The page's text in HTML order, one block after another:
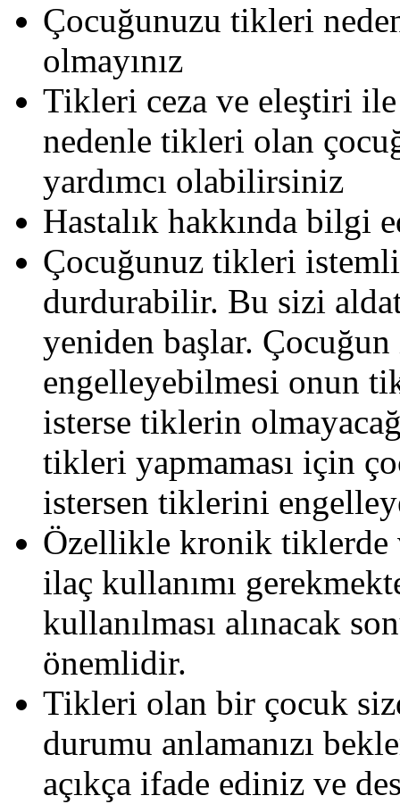
Çocuğunuzu tikleri
olmayınız
Tikleri ceza ve eleştiri ile
nedenle tikleri olan
yardımcı olabilirsiniz
Hastalık hakkında bilgi
Çocuğunuz tikleri
durdurabilir. Bu sizi
yeniden başlar.
engelleyebilmesi onun
isterse tiklerin
tikleri yapmaması için
istersen tiklerini
Özellikle kronik tiklerde
ilaç kullanımı
kullanılması alınacak
önemlidir.
Tikleri olan bir çocuk
durumu anlamanızı
açıkça ifade ediniz ve